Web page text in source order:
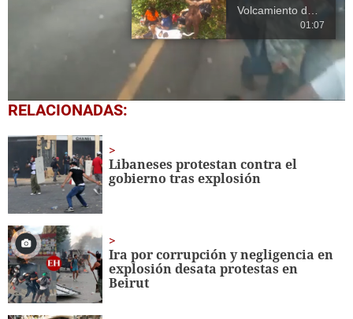
0
seconds
15
seconds
01:07
RELACIONADAS:
Libaneses protestan contra el
gobierno tras explosión
Ira por corrupción y negligencia en
explosión desata protestas en
Beirut